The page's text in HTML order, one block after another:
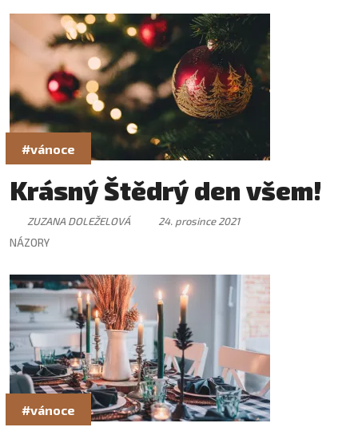
#vánoce
Krásný Štědrý den všem!
ZUZANA DOLEŽELOVÁ
24. prosince 2021
NÁZORY
#vánoce